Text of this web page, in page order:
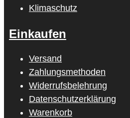
Klimaschutz
Einkaufen
Versand
Zahlungsmethoden
Widerrufsbelehrung
Datenschutzerklärung
Warenkorb